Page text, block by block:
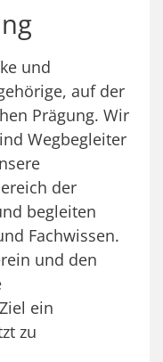
und
auf der
Prägung. Wir
Wegbegleiter
der
begleiten
Fachwissen.
und den
ein
zu